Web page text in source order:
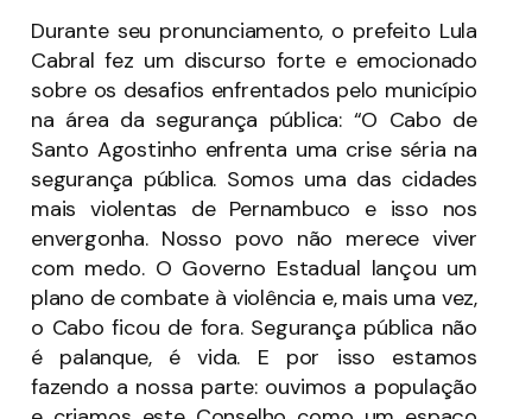
Durante seu pronunciamento, o prefeito Lula
Cabral fez um discurso forte e emocionado
sobre os desafios enfrentados pelo município
na área da segurança pública: “O Cabo de
Santo Agostinho enfrenta uma crise séria na
segurança pública. Somos uma das cidades
mais violentas de Pernambuco e isso nos
envergonha. Nosso povo não merece viver
com medo. O Governo Estadual lançou um
plano de combate à violência e, mais uma vez,
o Cabo ficou de fora. Segurança pública não
é palanque, é vida. E por isso estamos
fazendo a nossa parte: ouvimos a população